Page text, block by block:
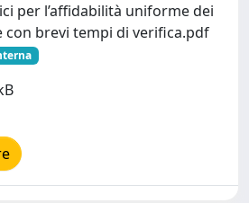
per l’affidabilità uniforme dei
con brevi tempi di verifica.pdf